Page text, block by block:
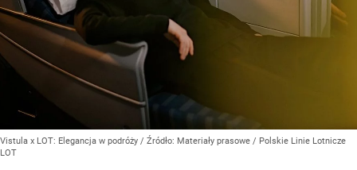
Vistula x LOT: Elegancja w podróży / Źródło: Materiały prasowe / Polskie Linie Lotnicze
LOT